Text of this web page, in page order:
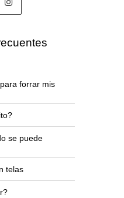
forrar mis
se puede
telas